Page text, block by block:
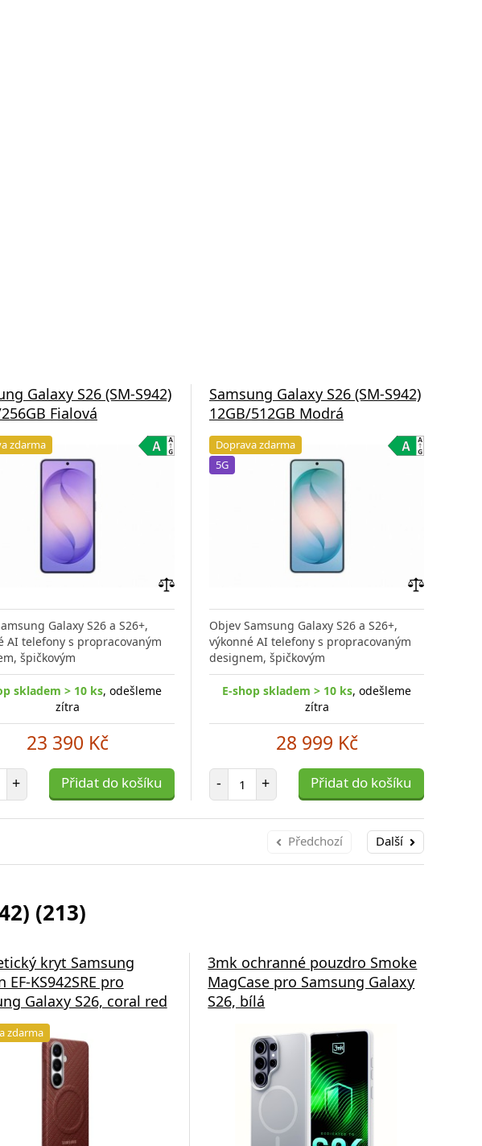
Galaxy S26 (SM-S942)
Fialová
zdarma
porovnání
Galaxy S26 a S26+,
AI telefony s propracovaným
špičkovým
skladem > 10 ks, odešleme
zítra
23 390 Kč
Počet položek
+ Přidat do košíku
Samsung Galaxy S26 (SM-S942)
12GB/512GB Modrá
Doprava zdarma
5G
Objev Samsung Galaxy S26 a S26+,
výkonné AI telefony s propracovaným
designem, špičkovým
E-shop skladem > 10 ks, odešleme
zítra
28 999 Kč
- Počet položek
+ Přidat do košíku
Předchozí Další
(213)
kryt Samsung
EF-KS942SRE pro
Galaxy S26, coral red
zdarma
3mk ochranné pouzdro Smoke
MagCase pro Samsung Galaxy
S26, bílá